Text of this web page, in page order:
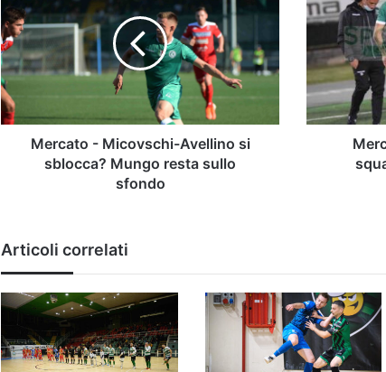
Micovschi-
Avellino
si
sblocca?
Mungo
resta
sullo
sfondoMercato - Micovschi-Avellino si
sblocca? Mungo resta sullo
sfondo
Avellino,
un'altra
squadra
di
C
interessata
a
Bernardotto
Articoli correlati